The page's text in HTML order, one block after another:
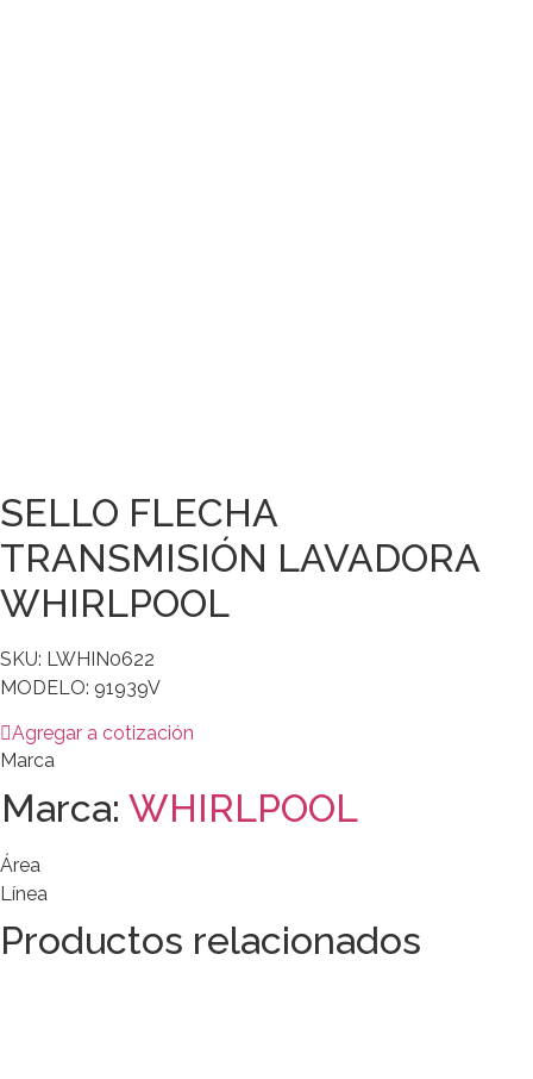
SELLO FLECHA
TRANSMISIÓN LAVADORA
WHIRLPOOL
SKU: LWHIN0622
MODELO: 91939V
Agregar a cotización
Marca
Marca: WHIRLPOOL
Área
Línea
Productos relacionados